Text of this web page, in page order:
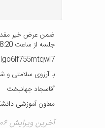
جلسه از ساعت 18:20 روز مذکور امکان پذیر می باشد. لطفا هنگام ورود نام و نام خانوادگی خود را وارد نمایید. لینک جلسه:
با آرزوی سلامتی و
آقاسجاد جهانبخت
معاون آموزشی
آخرین ویرایش ۰۶ آبان ۱۴۰۰